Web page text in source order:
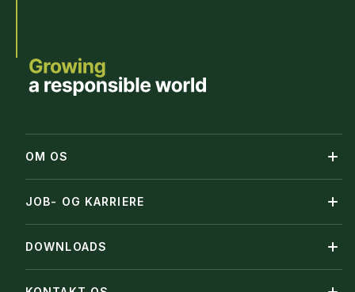
OM OS
JOB- OG KARRIERE
DOWNLOADS